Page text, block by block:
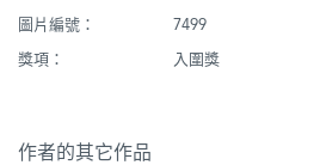
圖片編號：
7499
獎項：
入圍獎
作者的其它作品